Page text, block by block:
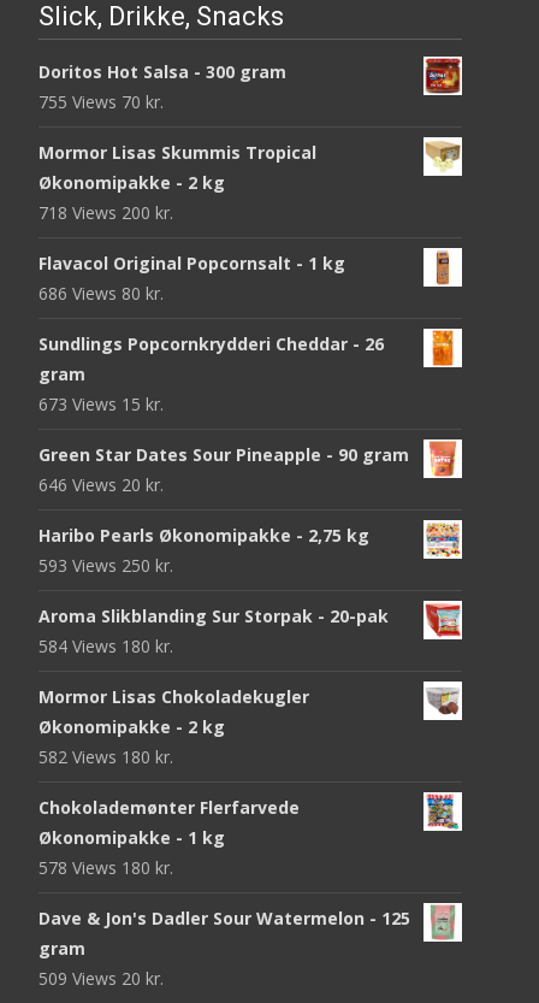
Slick, Drikke, Snacks
Doritos Hot Salsa - 300 gram
755 Views 70 kr.
Mormor Lisas Skummis Tropical
Økonomipakke - 2 kg
718 Views 200 kr.
Flavacol Original Popcornsalt - 1 kg
686 Views 80 kr.
Sundlings Popcornkrydderi Cheddar - 26
gram
673 Views 15 kr.
Green Star Dates Sour Pineapple - 90 gram
646 Views 20 kr.
Haribo Pearls Økonomipakke - 2,75 kg
593 Views 250 kr.
Aroma Slikblanding Sur Storpak - 20-pak
584 Views 180 kr.
Mormor Lisas Chokoladekugler
Økonomipakke - 2 kg
582 Views 180 kr.
Chokolademønter Flerfarvede
Økonomipakke - 1 kg
578 Views 180 kr.
Dave & Jon's Dadler Sour Watermelon - 125
gram
509 Views 20 kr.